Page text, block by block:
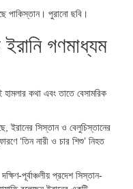
পাকিস্তান। পুরানো ছবি।
ইরানি গণমাধ্যম
কথা এবং তাতে বেসামরিক
ইরানের সিস্তান ও বেলুচিস্তানের
‘তিন নারী ও চার শিশু’ নিহত
পূর্বাঞ্চলীয় প্রদেশ সিস্তান-